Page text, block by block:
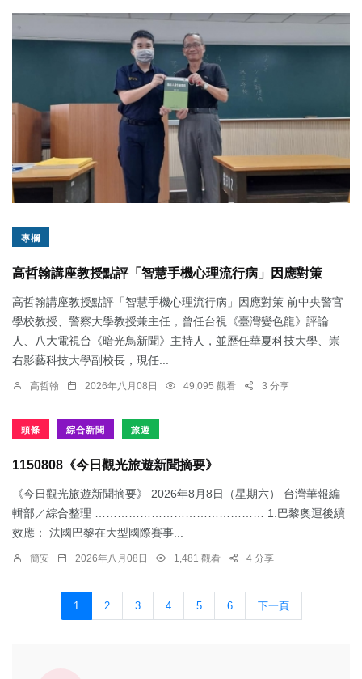
專欄
高哲翰講座教授點評「智慧手機心理流行病」因應對策
高哲翰講座教授點評「智慧手機心理流行病」因應對策 前中央警官
學校教授、警察大學教授兼主任，曾任台視《臺灣變色龍》評論
人、八大電視台《暗光鳥新聞》主持人，並歷任華夏科技大學、崇
右影藝科技大學副校長，現任...
高哲翰 2026年八月08日 49,095 觀看 3 分享
頭條 綜合新聞 旅遊
1150808《今日觀光旅遊新聞摘要》
《今日觀光旅遊新聞摘要》 2026年8月8日（星期六） 台灣華報編
輯部／綜合整理 ……………………………………… 1.​巴黎奧運後續
效應： 法國巴黎在大型國際賽事...
簡安 2026年八月08日 1,481 觀看 4 分享
1 2 3 4 5 6 下一頁